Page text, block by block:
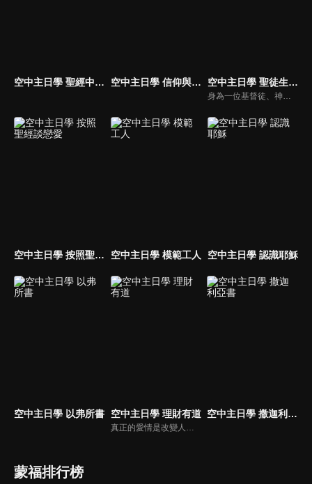
空中主日學 聖經中的地獄觀 空中主日學 信仰與生活 空中主日學 聖徒生命進深
身為一位基督徒、神的兒女，不能只是在知識上認識這位父神，我們應該要全面認識祂，當我們越多認識祂的屬性，並且經歷祂的恩典，我們就對祂的信心就越加增，以至於在每天的生活中都能享受祂奇妙、豐盛的一切！
空中主日學 按照聖經談戀愛 空中主日學 模範工人 空中主日學 認識耶穌
空中主日學 以弗所書 空中主日學 理財有道
真正的愛情是改變人的思想、情感，以及改變人對人生的看法，魯益師與妻子喬伊的故事，就是因著愛情而有了奇妙的改變與突破，愛情是上帝賜給人非常奇妙的禮物，上帝透過愛，成就非常多超過我們所求所想的，在過程中，我們可以遇見神，找到合適的人，找到自己。
空中主日學 撒迦利亞書
蒙福排行榜